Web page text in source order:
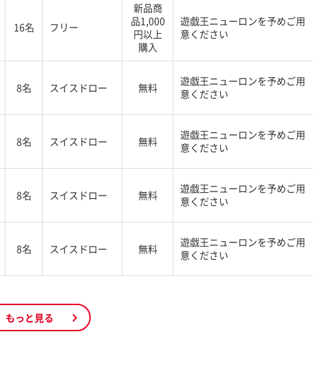
16名 フリー
新品商
品1,000
円以上
購入
遊戯王ニューロンを予めご用
意ください
8名 スイスドロー 無料
遊戯王ニューロンを予めご用
意ください
8名 スイスドロー 無料
遊戯王ニューロンを予めご用
意ください
8名 スイスドロー 無料
遊戯王ニューロンを予めご用
意ください
8名 スイスドロー 無料
遊戯王ニューロンを予めご用
意ください
もっと見る